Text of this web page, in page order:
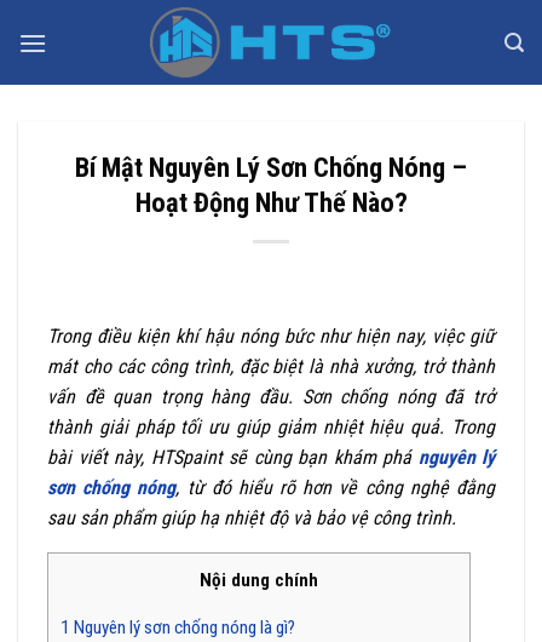
qua
Bí Mật Nguyên Lý Sơn Chống Nóng –
Hoạt Động Như Thế Nào?
Trong điều kiện khí hậu nóng bức như hiện nay, việc giữ
mát cho các công trình, đặc biệt là nhà xưởng, trở thành
vấn đề quan trọng hàng đầu. Sơn chống nóng đã trở
thành giải pháp tối ưu giúp giảm nhiệt hiệu quả. Trong
bài viết này, HTSpaint sẽ cùng bạn khám phá nguyên lý
sơn chống nóng, từ đó hiểu rõ hơn về công nghệ đằng
sau sản phẩm giúp hạ nhiệt độ và bảo vệ công trình.
Nội dung chính
1 Nguyên lý sơn chống nóng là gì?